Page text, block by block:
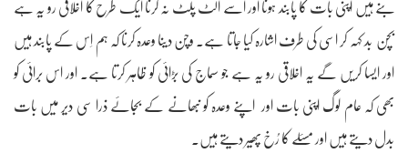
بنے ہیں اپنی بات کا پابند ہونا اور اسے اُلٹ پلٹ نہ کرنا ایک طرح کا اخلاقی رو یہ ہے
بچن بد کہہ کر اسی کی طرف اشارہ کیا جاتا ہے۔ وچن دینا وعدہ کرنا کہ ہم اِس کے پابند ہیں
اور ایسا کریں گے یہ اخلاقی رو یہ ہے جو سماج کی بڑائی کو ظاہر کرتا ہے۔ اور اس برائی کو
بھی کہ عام لوگ اپنی بات اور اپنے وعدہ کو نبھانے کے بجائے ذرا سی دیر میں بات
بدل دیتے ہیں اور مسئلے کا رُخ پھیر دیتے ہیں۔